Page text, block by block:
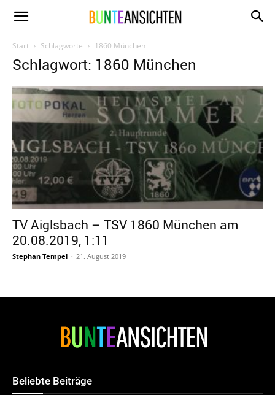
www.bunte-
ansichten.de
Start Schlagworte 1860 München
Schlagwort: 1860 München
TV Aiglsbach – TSV 1860 München am
20.08.2019, 1:11
Stephan Tempel - 21. August 2019
Beliebte Beiträge